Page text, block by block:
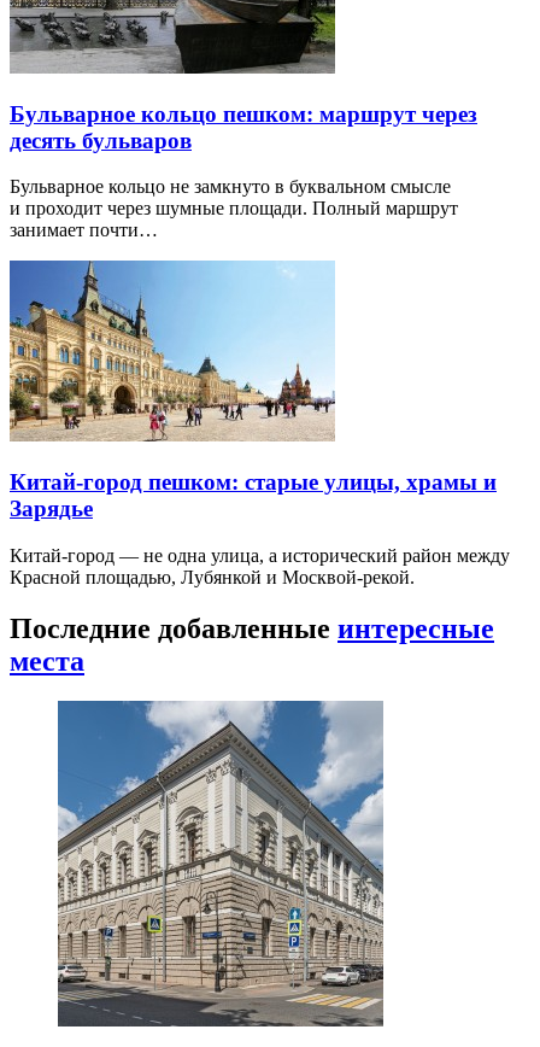
Бульварное кольцо пешком: маршрут через
десять бульваров
Бульварное кольцо не замкнуто в буквальном смысле
и проходит через шумные площади. Полный маршрут
занимает почти…
Китай-город пешком: старые улицы, храмы и
Зарядье
Китай-город — не одна улица, а исторический район между
Красной площадью, Лубянкой и Москвой-рекой.
Последние добавленные интересные
места